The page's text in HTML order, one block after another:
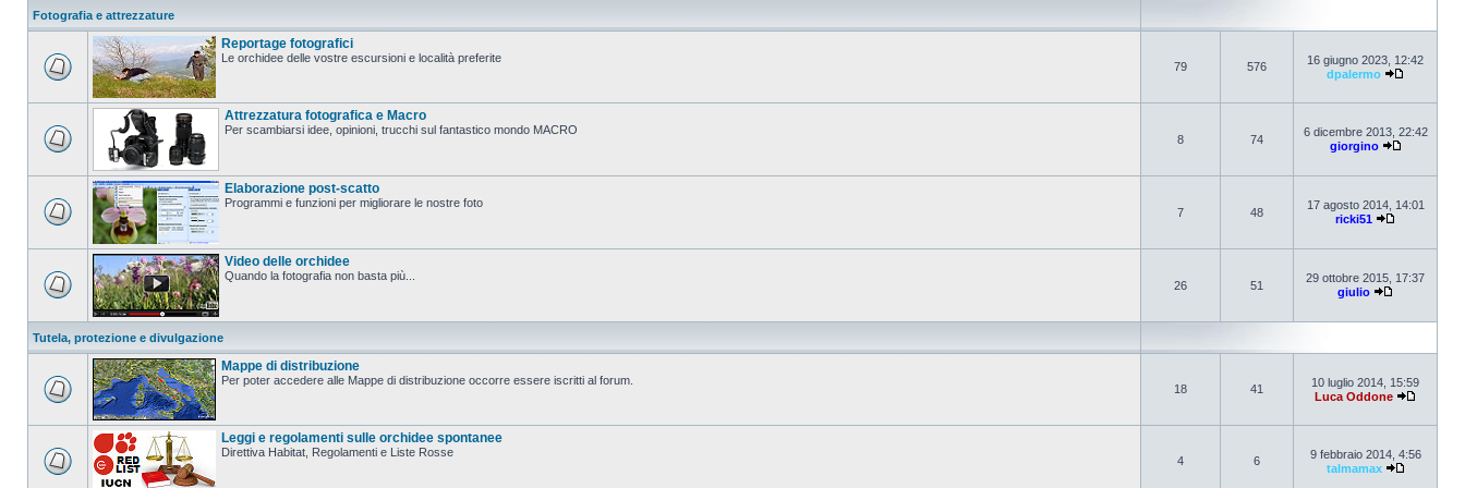
Fotografia e attrezzature
Reportage fotografici
Le orchidee delle vostre escursioni e località preferite
79 576
16 giugno 2023, 12:42
dpalermo
Attrezzatura fotografica e Macro
Per scambiarsi idee, opinioni, trucchi sul fantastico mondo MACRO
8 74
6 dicembre 2013, 22:42
giorgino
Elaborazione post-scatto
Programmi e funzioni per migliorare le nostre foto
7 48
17 agosto 2014, 14:01
ricki51
Video delle orchidee
Quando la fotografia non basta più...
26 51
29 ottobre 2015, 17:37
giulio
Tutela, protezione e divulgazione
Mappe di distribuzione
Per poter accedere alle Mappe di distribuzione occorre essere iscritti al forum.
18 41
10 luglio 2014, 15:59
Luca Oddone
Leggi e regolamenti sulle orchidee spontanee
Direttiva Habitat, Regolamenti e Liste Rosse
4 6
9 febbraio 2014, 4:56
talmamax